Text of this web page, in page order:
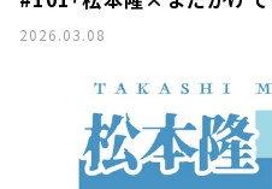
2026.03.08